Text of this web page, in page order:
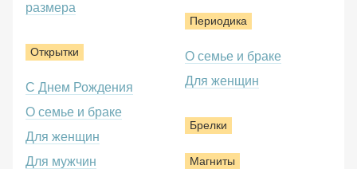
размера
Открытки
С Днем Рождения
О семье и браке
Для женщин
Для мужчин
Периодика
О семье и браке
Для женщин
Брелки
Магниты